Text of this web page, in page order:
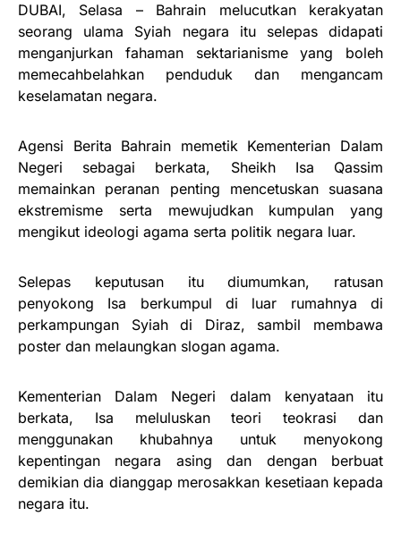
DUBAI, Selasa – Bahrain melucutkan kerakyatan
seorang ulama Syiah negara itu selepas didapati
menganjurkan fahaman sektarianisme yang boleh
memecahbelahkan penduduk dan mengancam
keselamatan negara.
Agensi Berita Bahrain memetik Kementerian Dalam
Negeri sebagai berkata, Sheikh Isa Qassim
memainkan peranan penting mencetuskan suasana
ekstremisme serta mewujudkan kumpulan yang
mengikut ideologi agama serta politik negara luar.
Selepas keputusan itu diumumkan, ratusan
penyokong Isa berkumpul di luar rumahnya di
perkampungan Syiah di Diraz, sambil membawa
poster dan melaungkan slogan agama.
Kementerian Dalam Negeri dalam kenyataan itu
berkata, Isa meluluskan teori teokrasi dan
menggunakan khubahnya untuk menyokong
kepentingan negara asing dan dengan berbuat
demikian dia dianggap merosakkan kesetiaan kepada
negara itu.